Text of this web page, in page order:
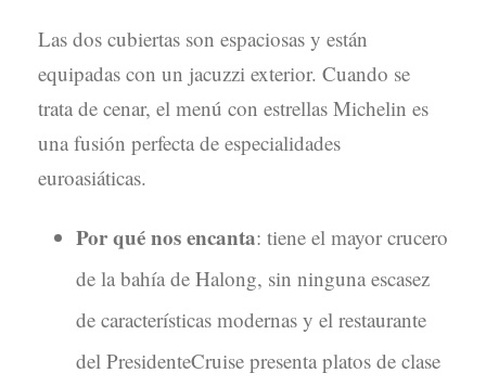
Las dos cubiertas son espaciosas y están
equipadas con un jacuzzi exterior. Cuando se
trata de cenar, el menú con estrellas Michelin es
una fusión perfecta de especialidades
euroasiáticas.
Por qué nos encanta: tiene el mayor crucero
de la bahía de Halong, sin ninguna escasez
de características modernas y el restaurante
del PresidenteCruise presenta platos de clase